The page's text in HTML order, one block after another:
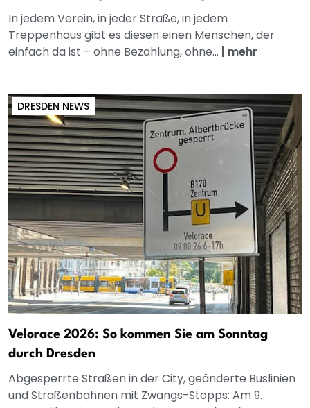
In jedem Verein, in jeder Straße, in jedem
Treppenhaus gibt es diesen einen Menschen, der
einfach da ist – ohne Bezahlung, ohne... | mehr
DRESDEN NEWS
Velorace 2026: So kommen Sie am Sonntag
durch Dresden
Abgesperrte Straßen in der City, geänderte Buslinien
und Straßenbahnen mit Zwangs-Stopps: Am 9.